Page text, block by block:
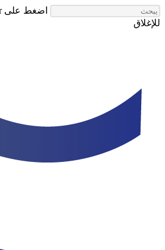
انتقل
إلى
للإغلاق